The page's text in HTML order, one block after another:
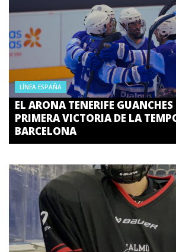
LÍNEA ESPAÑA
EL ARONA TENERIFE
PRIMERA VICTORIA DE LA
BARCELONA